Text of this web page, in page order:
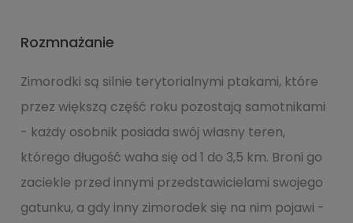
Rozmnażanie
Zimorodki są silnie terytorialnymi ptakami, które
przez większą część roku pozostają samotnikami
- każdy osobnik posiada swój własny teren,
którego długość waha się od 1 do 3,5 km. Broni go
zaciekle przed innymi przedstawicielami swojego
gatunku, a gdy inny zimorodek się na nim pojawi -